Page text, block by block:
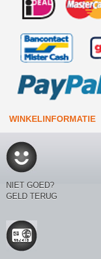
WINKELINFORMATIE
NIET GOED?
GELD TERUG